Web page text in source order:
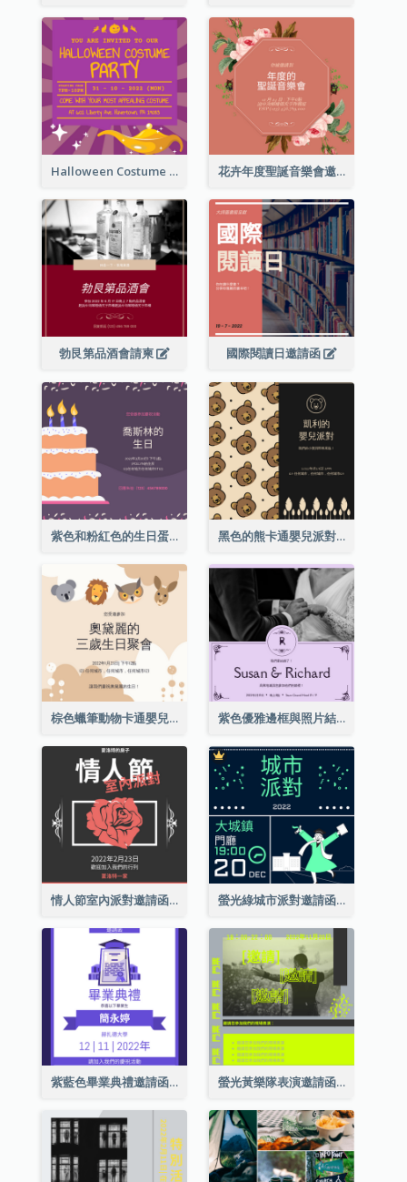
Halloween Costume Party Invitation 花卉年度聖誕音樂會邀請函
勃艮第品酒會請柬 國際閱讀日邀請函
紫色和粉紅色的生日蛋糕插圖聚會請柬 黑色的熊卡通嬰兒派對請柬
棕色蠟筆動物卡通嬰兒生日邀請 紫色優雅邊框與照片結婚請柬
情人節室內派對邀請函 螢光綠城市派對邀請函
紫藍色畢業典禮邀請函 螢光黃樂隊表演邀請函